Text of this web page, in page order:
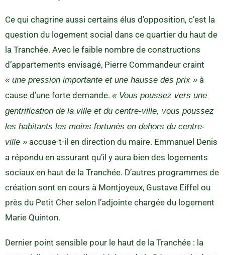
Ce qui chagrine aussi certains élus d’opposition, c’est la
question du logement social dans ce quartier du haut de
la Tranchée. Avec le faible nombre de constructions
d’appartements envisagé, Pierre Commandeur craint
« une pression importante et une hausse des prix » à
cause d’une forte demande. « Vous poussez vers une
gentrification de la ville et du centre-ville, vous poussez
les habitants les moins fortunés en dehors du centre-
ville » accuse-t-il en direction du maire. Emmanuel Denis
a répondu en assurant qu’il y aura bien des logements
sociaux en haut de la Tranchée. D’autres programmes de
création sont en cours à Montjoyeux, Gustave Eiffel ou
près du Petit Cher selon l’adjointe chargée du logement
Marie Quinton.
Dernier point sensible pour le haut de la Tranchée : la